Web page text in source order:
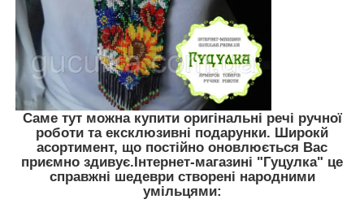
Саме тут можна купити оригінальні речі ручної
роботи та ексклюзивні подарунки. Широкй
асортимент, що постійно оновлюється Вас
приємно здивує. Інтернет-магазині "Гуцулка" це
справжні шедеври створені народними
умільцями: